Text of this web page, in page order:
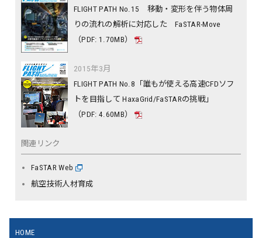
FLIGHT PATH No.15 移動・変形を伴う物体周
りの流れの解析に対応した FaSTAR-Move
（PDF: 1.70MB）
2015年3月
FLIGHT PATH No.8「誰もが使える高速CFDソフ
トを目指して HaxaGrid/FaSTARの挑戦」
（PDF: 4.60MB）
関連リンク
FaSTAR Web
航空技術人材育成
HOME